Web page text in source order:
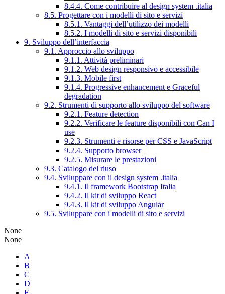
8.4.4. Come contribuire al design system .italia
8.5. Progettare con i modelli di sito e servizi
8.5.1. Vantaggi dell’utilizzo dei modelli
8.5.2. I modelli di sito e servizi disponibili
9. Sviluppo dell’interfaccia
9.1. Approccio allo sviluppo
9.1.1. Attività preliminari
9.1.2. Web design responsivo e accessibile
9.1.3. Mobile first
9.1.4. Progressive enhancement e Graceful
degradation
9.2. Strumenti di supporto allo sviluppo del software
9.2.1. Feature detection
9.2.2. Verificare le feature disponibili con Can I
use
9.2.3. Strumenti e risorse per CSS e JavaScript
9.2.4. Supporto browser
9.2.5. Misurare le prestazioni
9.3. Catalogo del riuso
9.4. Sviluppare con il design system .italia
9.4.1. Il framework Bootstrap Italia
9.4.2. Il kit di sviluppo React
9.4.3. Il kit di sviluppo Angular
9.5. Sviluppare con i modelli di sito e servizi
None
None
A
B
C
D